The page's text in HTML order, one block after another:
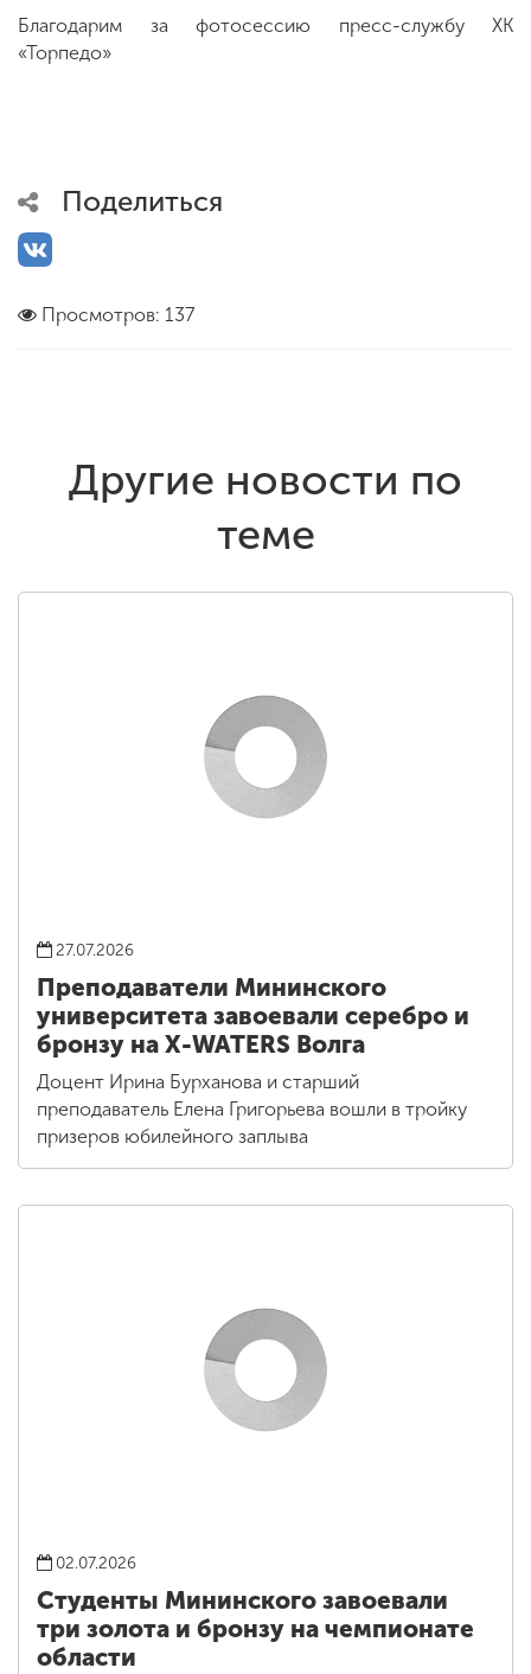
Благодарим за фотосессию пресс-службу ХК
«Торпедо»
Поделиться
Просмотров: 137
Другие новости по
теме
27.07.2026
Преподаватели Мининского
университета завоевали серебро и
бронзу на X-WATERS Волга
Доцент Ирина Бурханова и старший
преподаватель Елена Григорьева вошли в тройку
призеров юбилейного заплыва
02.07.2026
Студенты Мининского завоевали
три золота и бронзу на чемпионате
области